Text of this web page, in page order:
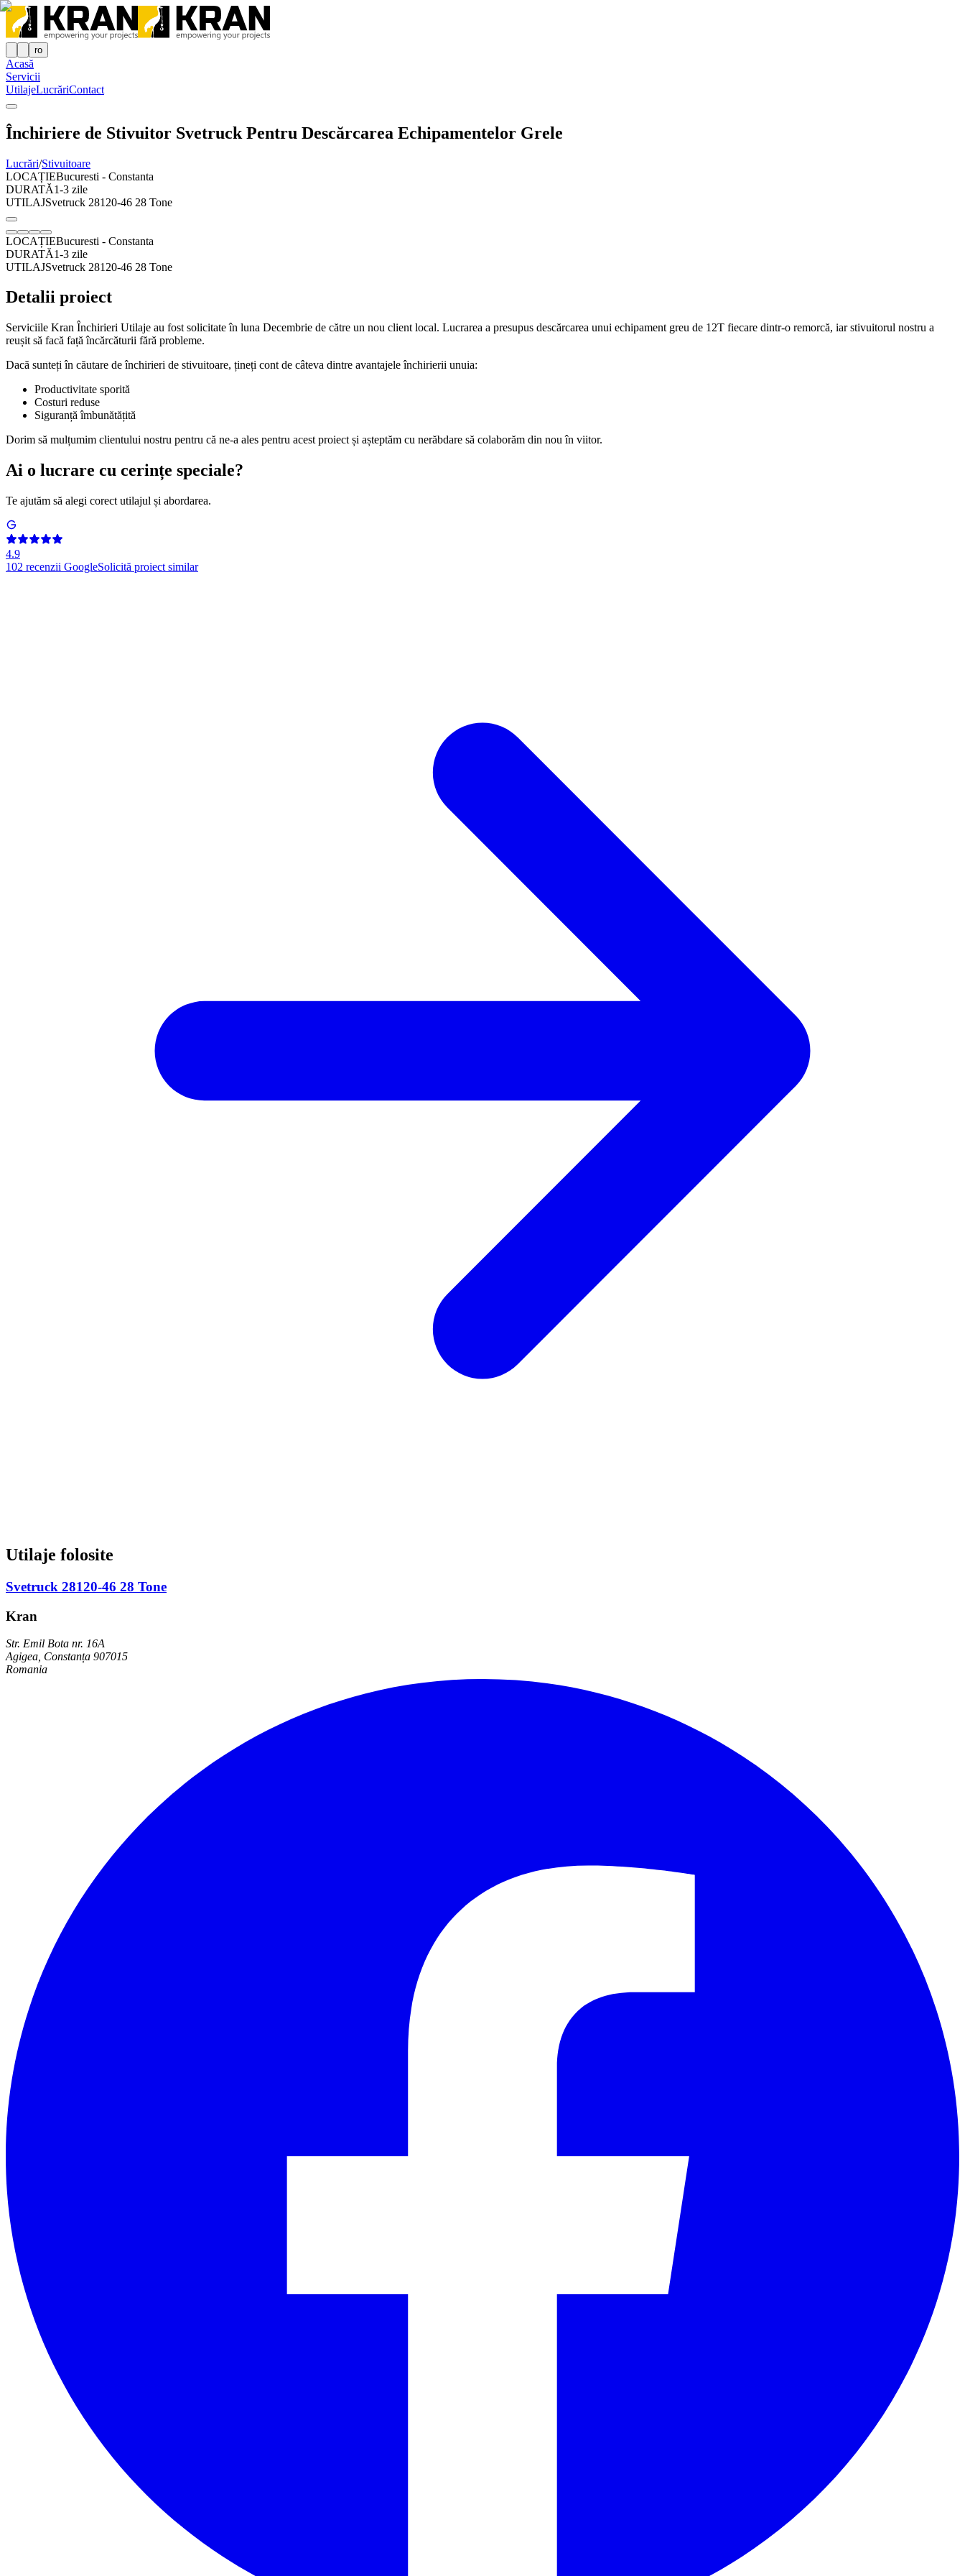
ro
Acasă
Servicii
UtilajeLucrăriContact
Închiriere de Stivuitor Svetruck Pentru Descărcarea Echipamentelor Grele
Lucrări/Stivuitoare
LOCAȚIEBucuresti - Constanta
DURATĂ1-3 zile
UTILAJSvetruck 28120-46 28 Tone
LOCAȚIEBucuresti - Constanta
DURATĂ1-3 zile
UTILAJSvetruck 28120-46 28 Tone
Detalii proiect
Serviciile Kran Închirieri Utilaje au fost solicitate în luna Decembrie de către un nou client local. Lucrarea a presupus descărcarea unui echipament greu de 12T fiecare dintr-o remorcă, iar stivuitorul nostru a
reușit să facă față încărcăturii fără probleme.
Dacă sunteți în căutare de închirieri de stivuitoare, țineți cont de câteva dintre avantajele închirierii unuia:
Productivitate sporită
Costuri reduse
Siguranță îmbunătățită
Dorim să mulțumim clientului nostru pentru că ne-a ales pentru acest proiect și așteptăm cu nerăbdare să colaborăm din nou în viitor.
Ai o lucrare cu cerințe speciale?
Te ajutăm să alegi corect utilajul și abordarea.
4.9
102 recenzii GoogleSolicită proiect similar
Utilaje folosite
Svetruck 28120-46 28 Tone
Kran
Str. Emil Bota nr. 16A
Agigea, Constanța 907015
Romania